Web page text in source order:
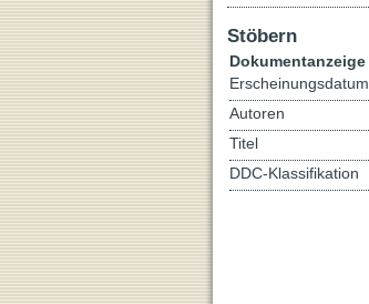
Stöbern
Dokumentanzeige
Erscheinungsdatum
Autoren
Titel
DDC-Klassifikation